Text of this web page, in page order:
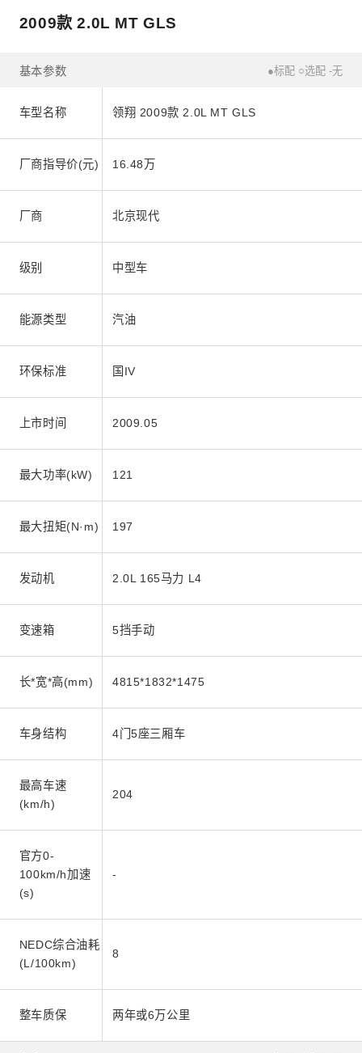
2009款 2.0L MT GLS
基本参数 ●标配 ○选配 -无
车型名称 领翔 2009款 2.0L MT GLS
厂商指导价(元) 16.48万
厂商 北京现代
级别 中型车
能源类型 汽油
环保标准 国IV
上市时间 2009.05
最大功率(kW) 121
最大扭矩(N·m) 197
发动机 2.0L 165马力 L4
变速箱 5挡手动
长*宽*高(mm) 4815*1832*1475
车身结构 4门5座三厢车
最高车速
(km/h)
204
官方0-
100km/h加速
(s)
-
NEDC综合油耗
(L/100km)
8
整车质保 两年或6万公里